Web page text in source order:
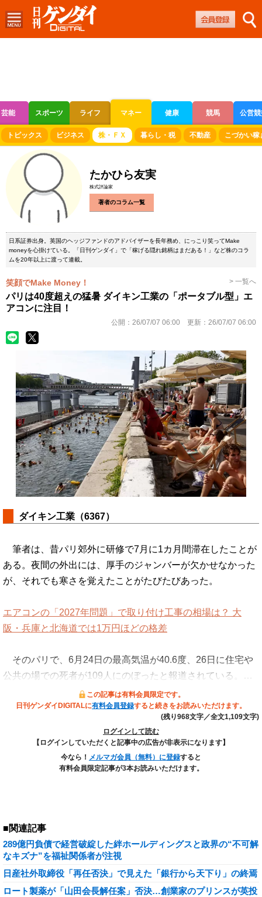
芸能 スポーツ ライフ マネー 健康 競馬 公営
ボートレース 競輪 オートレース
トピックス ビジネス 株・ＦＸ 暮らし・税 不動産 こづかい稼
たかひら友実
株式評論家
著者のコラム一覧
日系証券出身。英国のヘッジファンドのアドバイザーを長年務め、にっこり笑ってMake
moneyを心掛けている。「日刊ゲンダイ」で「稼げる隠れ銘柄はまだある！」など株のコラ
ムを20年以上に渡って連載。
笑顔でMake Money！ > 一覧へ
パリは40度超えの猛暑 ダイキン工業の「ポータブル型」エ
アコンに注目！
公開： 26/07/07 06:00 更新： 26/07/07 06:00
ダイキン工業（6367）
筆者は、昔パリ郊外に研修で7月に1カ月間滞在したことが
ある。夜間の外出には、厚手のジャンバーが欠かせなかった
が、それでも寒さを覚えたことがたびたびあった。
エアコンの「2027年問題」で取り付け工事の相場は？ 大
阪・兵庫と北海道では1万円ほどの格差
そのパリで、6月24日の最高気温が40.6度、26日に住宅や
公共の場での死者が109人にのぼったと報道されている。…
この記事は有料会員限定です。
日刊ゲンダイDIGITALに有料会員登録すると続きをお読みいただけます。
(残り968文字／全文1,109文字)
ログインして読む
【ログインしていただくと記事中の広告が非表示になります】
今なら！ メルマガ会員（無料）に登録すると
有料会員限定記事が3本お読みいただけます。
■関連記事
289億円負債で経営破綻した絆ホールディングスと政界の“不可解
なキズナ”を福祉関係者が注視
日産社外取締役「再任否決」で見えた「銀行から天下り」の終焉
ロート製薬が「山田会長解任案」否決…創業家のプリンスが英投